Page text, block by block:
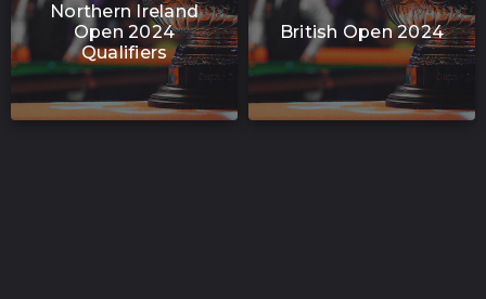
Northern Ireland
Open 2024
Qualifiers
British Open 2024